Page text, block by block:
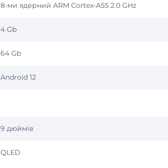
8-ми ядерний ARM Cortex-A55 2.0 GHz
4 Gb
64 Gb
Android 12
9 дюймів
QLED